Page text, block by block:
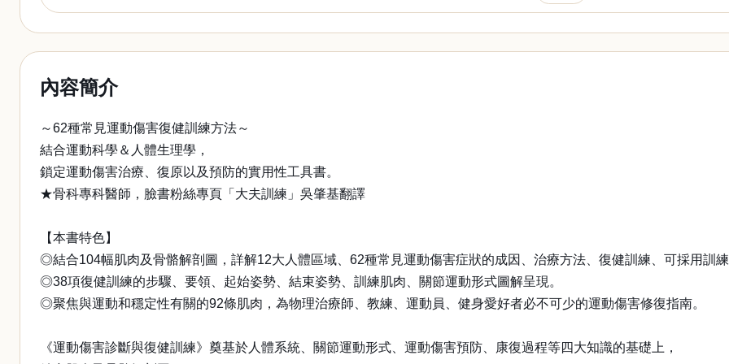
內容簡介
～62種常見運動傷害復健訓練方法～
結合運動科學＆人體生理學，
鎖定運動傷害治療、復原以及預防的實用性工具書。
★骨科專科醫師，臉書粉絲專頁「大夫訓練」吳肇基翻譯
【本書特色】
◎結合104幅肌肉及骨骼解剖圖，詳解12大人體區域、62種常見運動傷害症狀的成因、治療方法、復健訓練、可採用訓
◎38項復健訓練的步驟、要領、起始姿勢、結束姿勢、訓練肌肉、關節運動形式圖解呈現。
◎聚焦與運動和穩定性有關的92條肌肉，為物理治療師、教練、運動員、健身愛好者必不可少的運動傷害修復指南。
《運動傷害診斷與復健訓練》奠基於人體系統、關節運動形式、運動傷害預防、康復過程等四大知識的基礎上，